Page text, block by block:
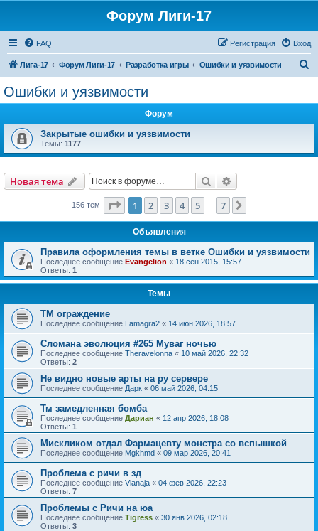
Форум Лиги-17
FAQ Вход
Регистрация
Лига-17 Форум Лиги-17 Разработка игры Ошибки и уязвимости
Ошибки и уязвимости
Форум
Закрытые ошибки и уязвимости
Темы: 1177
Новая тема Поиск
156 тем Страница из
1 2 3 4 5 7
Объявления
Правила оформления темы в ветке Ошибки и уязвимости
Последнее сообщение Evangelion « 18 сен 2015, 15:57
Ответы: 1
Темы
ТМ ограждение
Последнее сообщение Lamagra2 « 14 июн 2026, 18:57
Сломана эволюция #265 Муваг ночью
Последнее сообщение Theravelonna « 10 май 2026, 22:32
Ответы: 2
Не видно новые арты на ру сервере
Последнее сообщение Дарк « 06 май 2026, 04:15
Тм замедленная бомба
Последнее сообщение Дариан « 12 апр 2026, 18:08
Ответы: 1
Мискликом отдал Фармацевту монстра со вспышкой
Последнее сообщение Mgkhmd « 09 мар 2026, 20:41
Проблема с ричи в зд
Последнее сообщение Vianaja « 04 фев 2026, 22:23
Ответы: 7
Проблемы с Ричи на юа
Последнее сообщение Tigress « 30 янв 2026, 02:18
Ответы: 3